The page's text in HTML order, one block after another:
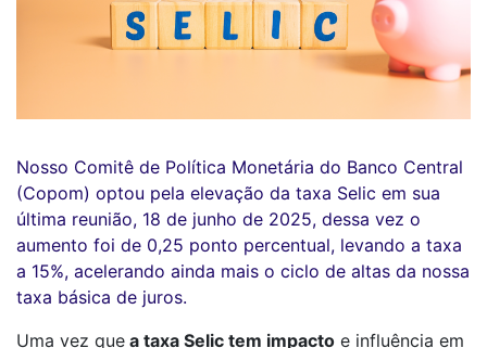
Nosso Comitê de Política Monetária do Banco Central
(Copom) optou pela elevação da taxa Selic em sua
última reunião, 18 de junho de 2025, dessa vez o
aumento foi de 0,25 ponto percentual, levando a taxa
a 15%, acelerando ainda mais o ciclo de altas da nossa
taxa básica de juros.
Uma vez que a taxa Selic tem impacto e influência em